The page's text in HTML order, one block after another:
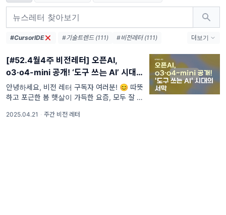
#CursorIDE #기술트렌드 (111)
#비전레터 (111)
#오픈AI (74)
#AI생태계 (38)
#엔비디아 (36)
#메타 (36)
#AI에이전트 (33)
#AI혁신 (33)
#AI인프라 (32)
#데이터센터 (31)
#디지털전환 (31)
더보기
[#52.4월4주 비전레터] 오픈AI,
o3·o4-mini 공개! ‘도구 쓰는 AI’ 시대의
서막
안녕하세요, 비전 레터 구독자 여러분! 😊 따뜻
하고 포근한 봄 햇살이 가득한 요즘, 모두 잘 지
를 들어 하늘을 바라보면, 자연스럽게 계
2025.04.21 · 주간 비전 레터